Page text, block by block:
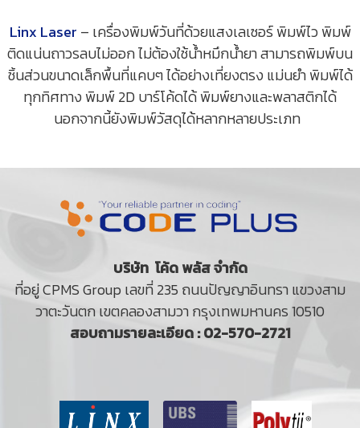
Linx Laser – เครื่องพิมพ์วันที่ด้วยแสงเลเซอร์ พิมพ์ไว พิมพ์
ติดแน่นถาวรลบไม่ออก ไม่ต้องใช้น้ำหมึกน้ำยา สามารถพิมพ์บน
ชิ้นส่วนขนาดเล็กพื้นที่แคบๆ ได้อย่างเที่ยงตรง แม่นยำ พิมพ์ได้
ทุกทิศทาง พิมพ์ 2D บาร์โค้ดได้ พิมพ์ยางและพลาสติกได้
นอกจากนี้ยังพิมพ์วัสดุได้หลากหลายประเภท
บริษัท โค้ด พลัส จำกัด
ที่อยู่ CPMS Group เลขที่ 235 ถนนปัญญาอินทรา แขวงสาม
วาตะวันตก เขตคลองสามวา กรุงเทพมหานคร 10510
สอบถามรายละเอียด : 02-570-2721